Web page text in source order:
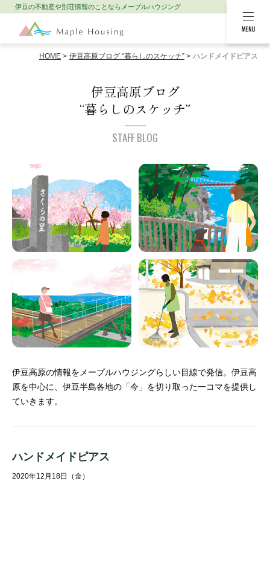
MENU
伊豆の不動産や別荘情報のことなら メープルハウジング
HOME 伊豆高原ブログ “暮らしのスケッチ” ハンドメイドピアス
伊豆高原ブログ
“暮らしのスケッチ”
STAFF BLOG
伊豆高原の情報をメープルハウジングらしい目線で発信。 伊豆高
原を中心に、伊豆半島各地の「今」を切り取った一コマを提供し
ていきます。
ハンドメイドピアス
2020年12月18日（金）